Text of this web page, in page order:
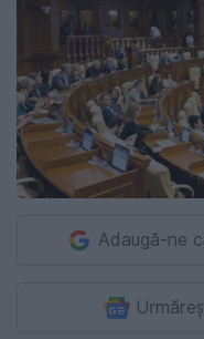
Adaugă-ne